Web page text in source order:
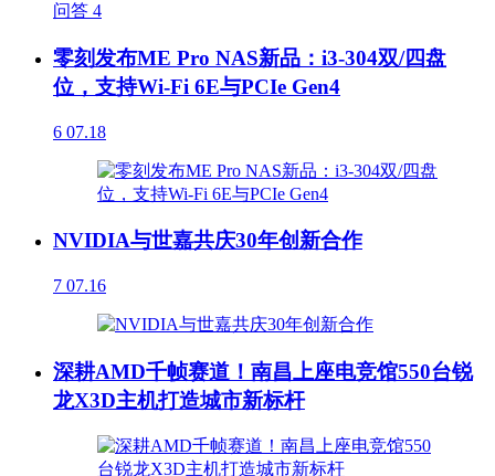
问答 4
零刻发布ME Pro NAS新品：i3-304双/四盘
位，支持Wi-Fi 6E与PCIe Gen4
6 07.18
NVIDIA与世嘉共庆30年创新合作
7 07.16
深耕AMD千帧赛道！南昌上座电竞馆550台锐
龙X3D主机打造城市新标杆